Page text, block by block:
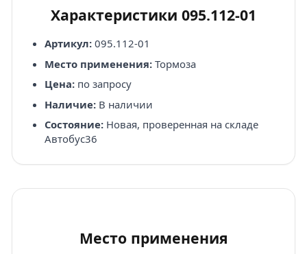
Характеристики 095.112-01
Артикул:095.112-01
Место применения:Тормоза
Цена:по запросу
Наличие:В наличии
Состояние:Новая, проверенная на складе
Автобус36
Место применения